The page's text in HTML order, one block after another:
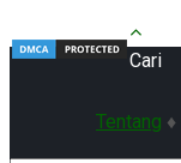
Tentang ♦
Cari